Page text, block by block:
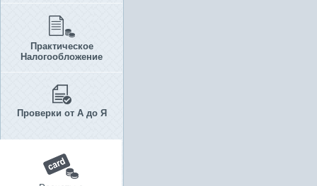
Практическое
Налогообложение
Проверки от А до Я